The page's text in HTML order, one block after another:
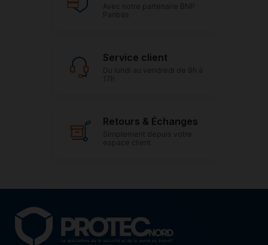
Service client
Retours & Échanges